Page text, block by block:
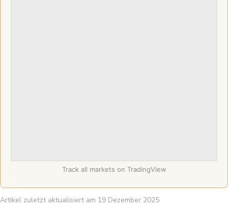
Track all markets on TradingView
Artikel zuletzt aktualisiert am 19 Dezember 2025